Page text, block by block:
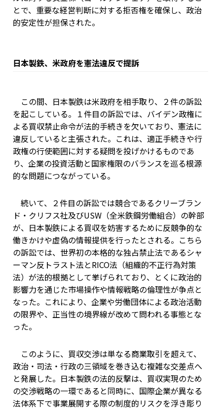
とで、重要な経営判断に対する拒否権を確保し、政治
的安定性が担保された。
日本製鉄、米政府を憲法違反で提訴
この間、日本製鉄は米政府を相手取り、２件の訴訟
を起こしている。１件目の訴訟では、バイデン政権に
よる買収禁止命令が法的手続きを欠いており、憲法に
違反していると主張された。これは、適正手続きや行
政権の行使範囲に対する疑問を投げかけるものであ
り、企業の投資活動と国家権限のバランスを巡る根源
的な問題につながっている。
続いて、２件目の訴訟では競合であるクリーブラン
ド・クリフス社及びUSW（全米鉄鋼労働組合）の幹部
が、日本製鉄による買収を妨害するために反競争的な
働きかけや虚偽の情報提供を行ったとされる。こちら
の訴訟では、世界初の本格的な独占禁止法であるシャ
ーマン反トラスト法とRICO法（組織的不正行為対策
法）が法的根拠として挙げられており、とくに政治的
影響力を通じた市場操作や情報戦略の倫理性が争点と
なった。これにより、企業や労働団体による政治活動
の限界や、正当性の境界線が改めて問われる事態とな
った。
このように、買収交渉は単なる商業取引を超えて、
政治・司法・行政の三領域を巻き込む複雑な交差点へ
と発展した。日本製鉄の法的反撃は、買収実現のため
の交渉戦略の一環であると同時に、国際企業が異なる
法体系下で事業展開する際の制度的リスクを浮き彫り